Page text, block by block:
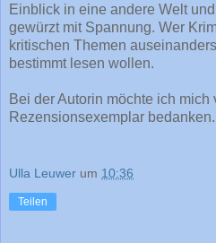
Einblick in eine andere Welt
gewürzt mit Spannung. Wer
kritischen Themen
bestimmt lesen wollen.
Bei der Autorin möchte ich mich
Rezensionsexemplar bedanken.
Ulla Leuwer um 10:36
Teilen